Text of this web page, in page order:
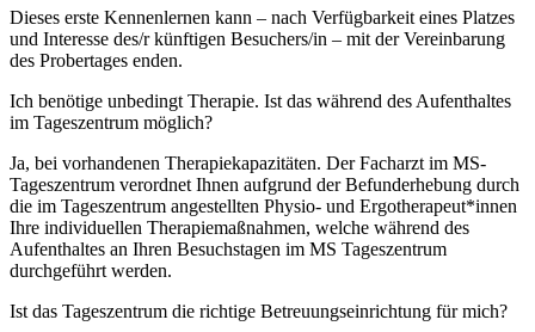
Dieses erste Kennenlernen kann – nach Verfügbarkeit eines Platzes
und Interesse des/r künftigen Besuchers/in – mit der Vereinbarung
des Probertages enden.
Ich benötige unbedingt Therapie. Ist das während des Aufenthaltes
im Tageszentrum möglich?
Ja, bei vorhandenen Therapiekapazitäten. Der Facharzt im MS-
Tageszentrum verordnet Ihnen aufgrund der Befunderhebung durch
die im Tageszentrum angestellten Physio- und Ergotherapeut*innen
Ihre individuellen Therapiemaßnahmen, welche während des
Aufenthaltes an Ihren Besuchstagen im MS Tageszentrum
durchgeführt werden.
Ist das Tageszentrum die richtige Betreuungseinrichtung für mich?